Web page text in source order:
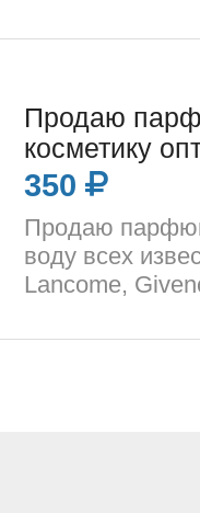
Продаю
косметику
350
Продаю
воду всех
Lancome,